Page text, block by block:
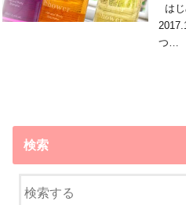
は
つ…
検索